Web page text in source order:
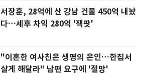
서장훈, 28억에 산 강남 건물 450억 내놨
다…세후 차익 280억 '잭팟'
"이혼한 여사친은 생명의 은인…한집서
살게 해달라" 남편 요구에 '절망'